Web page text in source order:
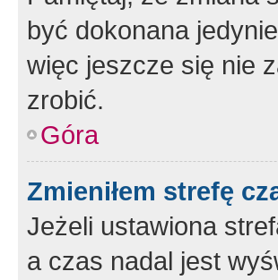
być dokonana
więc jeszcze się nie
zrobić.
Góra
Zmieniłem strefę
Jeżeli ustawiona
a czas nadal jest